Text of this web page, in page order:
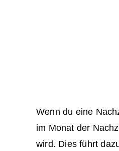
Wenn du eine
im Monat der
wird. Dies führt